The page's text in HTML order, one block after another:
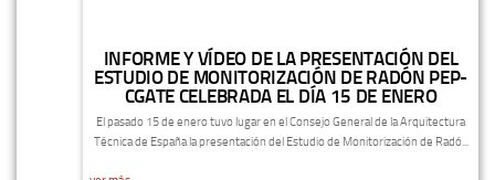
INFORME Y VÍDEO DE LA PRESENTACIÓN DEL
ESTUDIO DE MONITORIZACIÓN DE RADÓN PEP-
CGATE CELEBRADA EL DÍA 15 DE ENERO
El pasado 15 de enero tuvo lugar en el Consejo General de la Arquitectura
Técnica de España la presentación del Estudio de Monitorización de Radó...